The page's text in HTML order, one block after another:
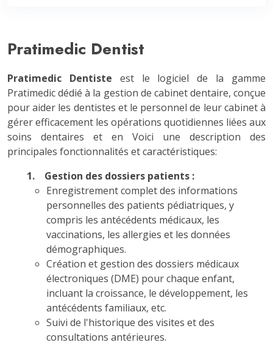
Pratimedic Dentist
Pratimedic Dentiste est le logiciel de la gamme
Pratimedic dédié à la gestion de cabinet dentaire, conçue
pour aider les dentistes et le personnel de leur cabinet à
gérer efficacement les opérations quotidiennes liées aux
soins dentaires et en Voici une description des
principales fonctionnalités et caractéristiques:
1. Gestion des dossiers patients :
Enregistrement complet des informations
personnelles des patients pédiatriques, y
compris les antécédents médicaux, les
vaccinations, les allergies et les données
démographiques.
Création et gestion des dossiers médicaux
électroniques (DME) pour chaque enfant,
incluant la croissance, le développement, les
antécédents familiaux, etc.
Suivi de l'historique des visites et des
consultations antérieures.